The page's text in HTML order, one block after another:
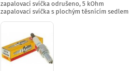
zapalovací svíčka odrušeno, 5 kOhm
zapalovací svíčka s plochým těsnícím sedlem